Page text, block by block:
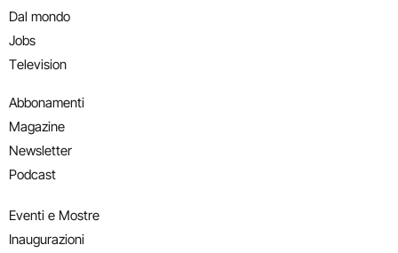
Dal mondo
Jobs
Television
Abbonamenti
Magazine
Newsletter
Podcast
Eventi e Mostre
Inaugurazioni